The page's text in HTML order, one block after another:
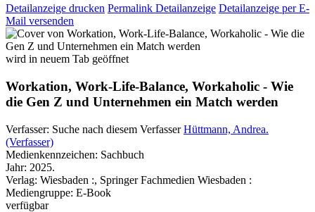
Detailanzeige drucken Permalink Detailanzeige Detailanzeige per E-
Mail versenden
wird in neuem Tab geöffnet
Workation, Work-Life-Balance, Workaholic - Wie
die Gen Z und Unternehmen ein Match werden
Verfasser: Suche nach diesem Verfasser Hüttmann, Andrea.
(Verfasser)
Medienkennzeichen: Sachbuch
Jahr: 2025.
Verlag: Wiesbaden :, Springer Fachmedien Wiesbaden :
Mediengruppe: E-Book
verfügbar